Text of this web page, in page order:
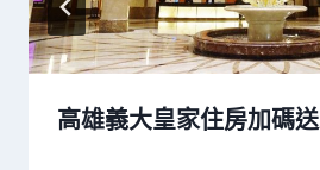
高雄義大皇家住房加碼送